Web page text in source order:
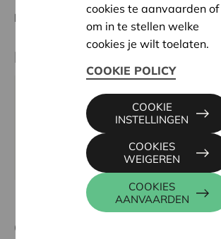
Beslissing: Goedgekeurd
Partner
VRIJE KINDERDAGVERBLIJVEN
VERMEERSCHLAAN 1, 8630 VEURNE
058 31 36 38
Contactpersoon
cookies te aanvaarden of
om in te stellen welke
cookies je wilt toelaten.
COOKIE POLICY
COOKIES
AANVAARDEN
COOKIES
WEIGEREN
COOKIE
INSTELLINGEN